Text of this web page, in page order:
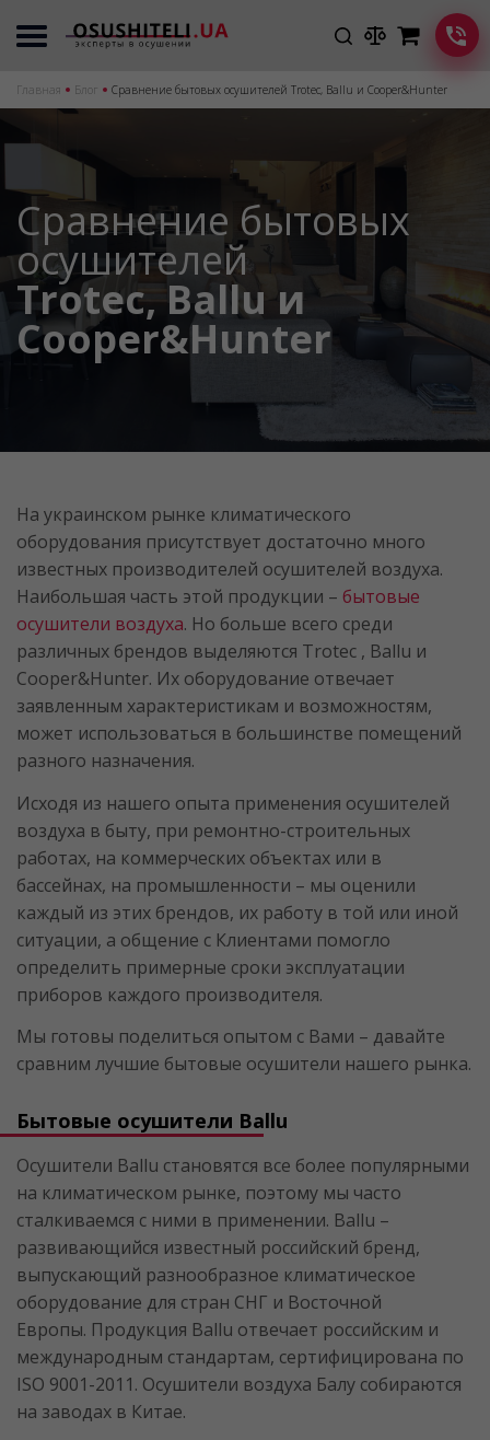
Главная Блог Сравнение бытовых осушителей Trotec, Ballu и Cooper&Hunter
Сравнение бытовых
осушителей
Trotec, Ballu и
Cooper&Hunter
На украинском рынке климатического
оборудования присутствует достаточно много
известных производителей осушителей воздуха.
Наибольшая часть этой продукции – бытовые
осушители воздуха. Но больше всего среди
различных брендов выделяются Trotec , Ballu и
Cooper&Hunter. Их оборудование отвечает
заявленным характеристикам и возможностям,
может использоваться в большинстве помещений
разного назначения.
Исходя из нашего опыта применения осушителей
воздуха в быту, при ремонтно-строительных
работах, на коммерческих объектах или в
бассейнах, на промышленности – мы оценили
каждый из этих брендов, их работу в той или иной
ситуации, а общение с Клиентами помогло
определить примерные сроки эксплуатации
приборов каждого производителя.
Мы готовы поделиться опытом с Вами – давайте
сравним лучшие бытовые осушители нашего рынка.
Бытовые осушители Ballu
Осушители Ballu становятся все более популярными
на климатическом рынке, поэтому мы часто
сталкиваемся с ними в применении. Ballu –
развивающийся известный российский бренд,
выпускающий разнообразное климатическое
оборудование для стран СНГ и Восточной
Европы. Продукция Ballu отвечает российским и
международным стандартам, сертифицирована по
ISO 9001-2011. Осушители воздуха Балу собираются
на заводах в Китае.